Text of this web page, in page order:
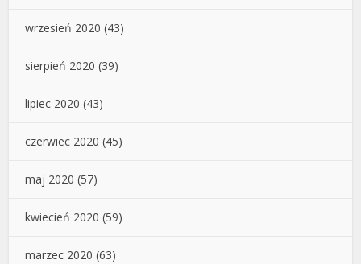
wrzesień 2020 (43)
sierpień 2020 (39)
lipiec 2020 (43)
czerwiec 2020 (45)
maj 2020 (57)
kwiecień 2020 (59)
marzec 2020 (63)